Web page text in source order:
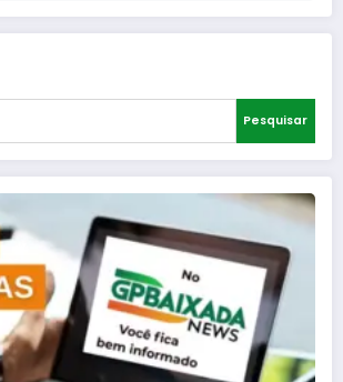
Pesquisar